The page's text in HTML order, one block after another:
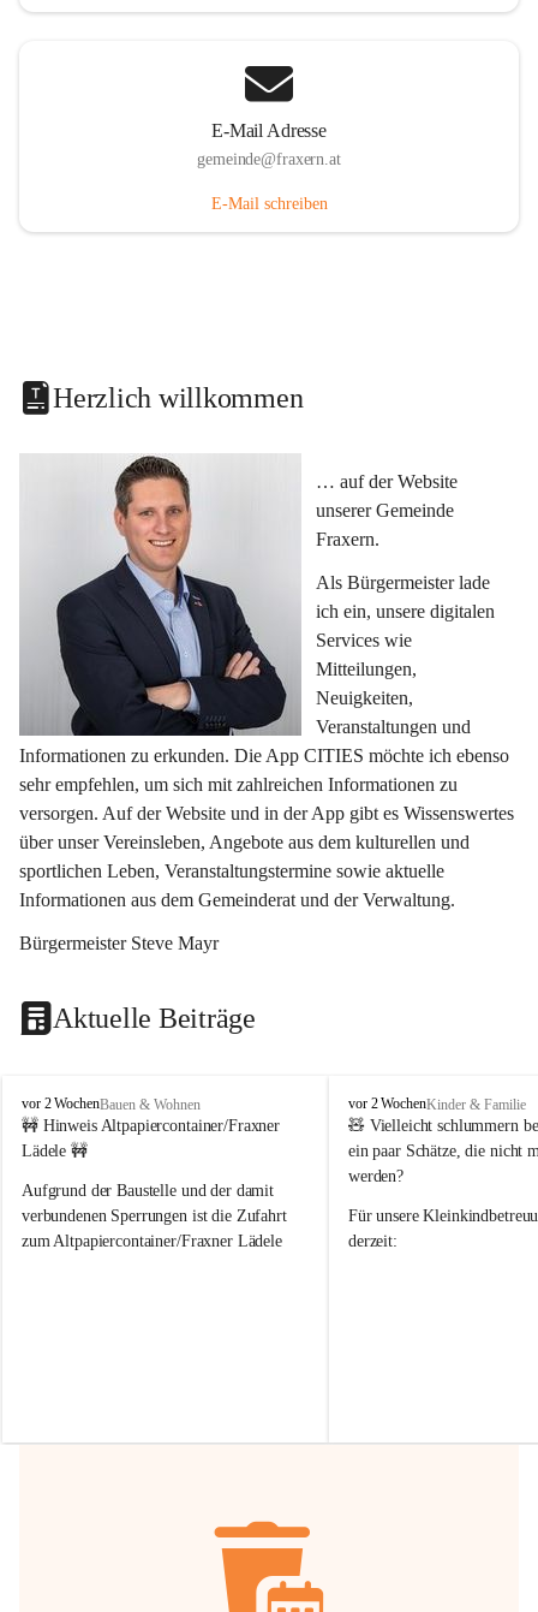
E-Mail Adresse
gemeinde@fraxern.at
E-Mail schreiben
Herzlich willkommen
… auf der Website
unserer Gemeinde
Fraxern.
Als Bürgermeister lade
ich ein, unsere digitalen
Services wie
Mitteilungen,
Neuigkeiten,
Veranstaltungen und
Informationen zu erkunden. Die App CITIES möchte ich ebenso
sehr empfehlen, um sich mit zahlreichen Informationen zu
versorgen. Auf der Website und in der App gibt es Wissenswertes
über unser Vereinsleben, Angebote aus dem kulturellen und
sportlichen Leben, Veranstaltungstermine sowie aktuelle
Informationen aus dem Gemeinderat und der Verwaltung.
Bürgermeister Steve Mayr
Aktuelle Beiträge
F
r
a
e
r
n
vor 2 WochenBauen & Wohnen
🚧 Hinweis Altpapiercontainer/Fraxner
Lädele 🚧
Aufgrund der Baustelle und der damit
verbundenen Sperrungen ist die Zufahrt
zum Altpapiercontainer/Fraxner Lädele
Hilfsbereitschaft!
F
r
a
x
r
n
vor 2 WochenKinder & Familie
🧸 Vielleicht schlummern
ein paar Schätze, die nicht
werden?
Für unsere
derzeit: